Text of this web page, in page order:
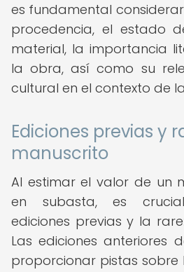
es fundamental
procedencia, el estado
material, la importancia
la obra, así como su
cultural en el contexto de
Ediciones previas y
manuscrito
Al estimar el valor de un
en subasta, es
ediciones previas y la
Las ediciones anteriores
proporcionar pistas